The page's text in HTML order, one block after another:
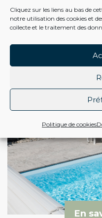
Cliquez sur les liens au bas de
notre utilisation des cookies et
collecte et le traitement des
Politique de cookies
En